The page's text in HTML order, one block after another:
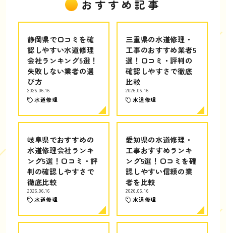
おすすめ記事
静岡県で口コミを確
認しやすい水道修理
会社ランキング5選！
失敗しない業者の選
び方
2026.06.16
水道修理
三重県の水道修理・
工事のおすすめ業者5
選！口コミ・評判の
確認しやすさで徹底
比較
2026.06.16
水道修理
岐阜県でおすすめの
水道修理会社ランキ
ング5選！口コミ・評
判の確認しやすさで
徹底比較
2026.06.16
水道修理
愛知県の水道修理・
工事おすすめランキ
ング5選！口コミを確
認しやすい信頼の業
者を比較
2026.06.16
水道修理